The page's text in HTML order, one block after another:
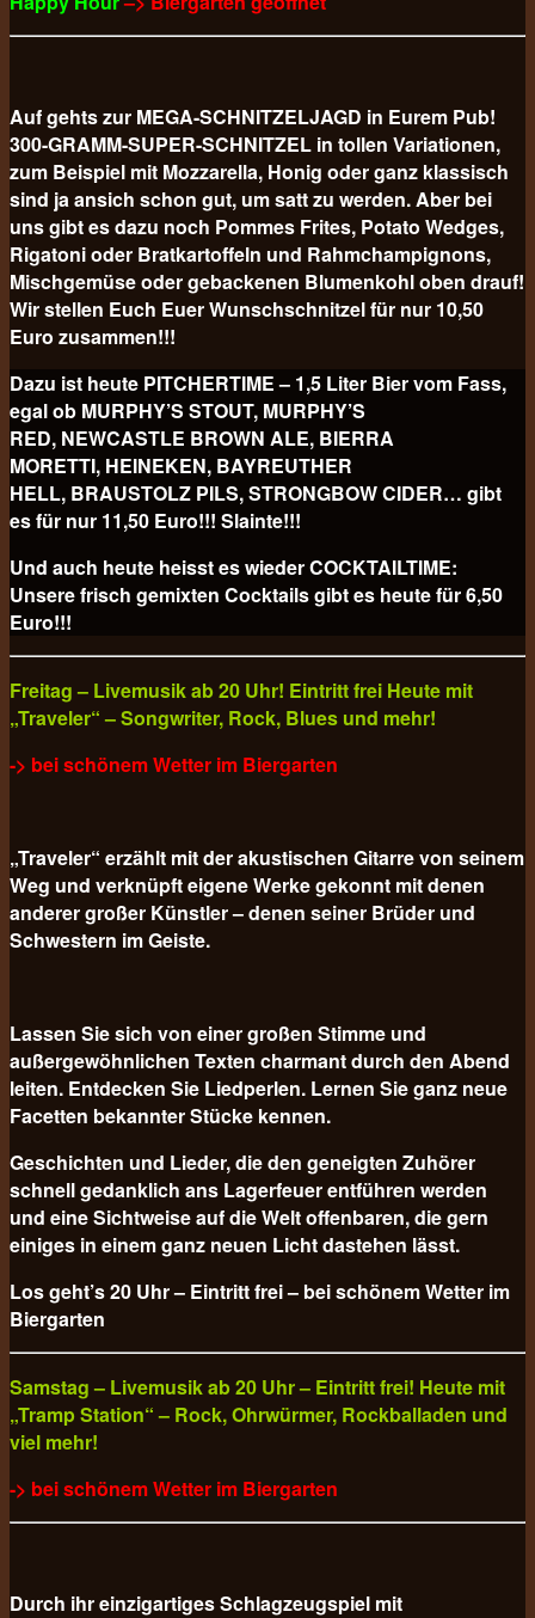
Auf gehts zur MEGA-SCHNITZELJAGD in Eurem Pub!
300-GRAMM-SUPER-SCHNITZEL in tollen Variationen,
zum Beispiel mit Mozzarella, Honig oder ganz klassisch
sind ja ansich schon gut, um satt zu werden. Aber bei
uns gibt es dazu noch Pommes Frites, Potato Wedges,
Rigatoni oder Bratkartoffeln und Rahmchampignons,
Mischgemüse oder gebackenen Blumenkohl oben drauf!
Wir stellen Euch Euer Wunschschnitzel für nur 10,50
Euro zusammen!!!
Dazu ist heute PITCHERTIME – 1,5 Liter Bier vom Fass,
egal ob MURPHY’S STOUT, MURPHY’S
RED, NEWCASTLE BROWN ALE, BIERRA
MORETTI, HEINEKEN, BAYREUTHER
HELL, BRAUSTOLZ PILS, STRONGBOW CIDER… gibt
es für nur 11,50 Euro!!! Slainte!!!
Und auch heute heisst es wieder COCKTAILTIME:
Unsere frisch gemixten Cocktails gibt es heute für6,50
Euro!!!
Freitag – Livemusik ab 20 Uhr! Eintritt frei Heute mit
„Traveler“ – Songwriter, Rock, Blues und mehr!
-> bei schönem Wetter im Biergarten
„Traveler“ erzählt mit der akustischen Gitarre von seinem
Weg und verknüpft eigene Werke gekonnt mit denen
anderer großer Künstler – denen seiner Brüder und
Schwestern im Geiste.
Lassen Sie sich von einer großen Stimme und
außergewöhnlichen Texten charmant durch den Abend
leiten. Entdecken Sie Liedperlen. Lernen Sie ganz neue
Facetten bekannter Stücke kennen.
Geschichten und Lieder, die den geneigten Zuhörer
schnell gedanklich ans Lagerfeuer entführen werden
und eine Sichtweise auf die Welt offenbaren, die gern
einiges in einem ganz neuen Licht dastehen lässt.
Los geht’s 20 Uhr – Eintritt frei – bei schönem Wetter im
Biergarten
Samstag – Livemusik ab 20 Uhr – Eintritt frei! Heute mit
„Tramp Station“ – Rock, Ohrwürmer, Rockballaden und
viel mehr!
-> bei schönem Wetter im Biergarten
Durch ihr einzigartiges Schlagzeugspiel mit